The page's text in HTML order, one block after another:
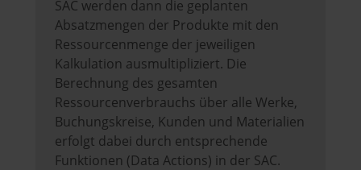
SAC werden dann die geplanten
Absatzmengen der Produkte mit den
Ressourcenmenge der jeweiligen
Kalkulation ausmultipliziert. Die
Berechnung des gesamten
Ressourcenverbrauchs über alle Werke,
Buchungskreise, Kunden und Materialien
erfolgt dabei durch entsprechende
Funktionen (Data Actions) in der SAC.